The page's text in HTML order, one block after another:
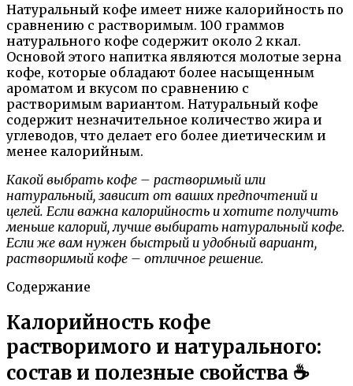
Натуральный кофе имеет ниже калорийность по
сравнению с растворимым. 100 граммов
натурального кофе содержит около 2 ккал.
Основой этого напитка являются молотые зерна
кофе, которые обладают более насыщенным
ароматом и вкусом по сравнению с
растворимым вариантом. Натуральный кофе
содержит незначительное количество жира и
углеводов, что делает его более диетическим и
менее калорийным.
Какой выбрать кофе – растворимый или
натуральный, зависит от ваших предпочтений и
целей. Если важна калорийность и хотите получить
меньше калорий, лучше выбирать натуральный кофе.
Если же вам нужен быстрый и удобный вариант,
растворимый кофе – отличное решение.
Содержание
Калорийность кофе
растворимого и натурального:
состав и полезные свойства ☕